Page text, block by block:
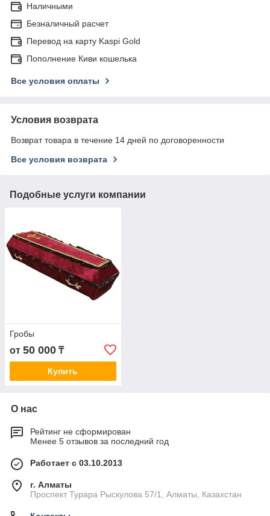
Наличными
Безналичный расчет
Перевод на карту Kaspi Gold
Пополнение Киви кошелька
Все условия оплаты
Условия возврата
Возврат товара в течение 14 дней по договоренности
Все условия возврата
Подобные услуги компании
Гробы
от 50 000 ₸
Купить
О нас
Рейтинг не сформирован
Менее 5 отзывов за последний год
Работает с 03.10.2013
г. Алматы
Проспект Турара Рыскулова 57/1, Алматы, Казахстан